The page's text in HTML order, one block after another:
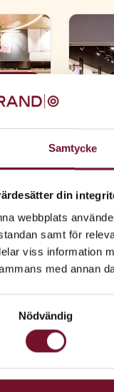
Samtycke
din
webbplats
samt för
viss information
med annan
Nödvändig
10:00
från Grand